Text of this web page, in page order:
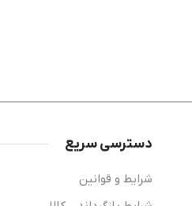
دسترسی سریع
شرایط و قوانین